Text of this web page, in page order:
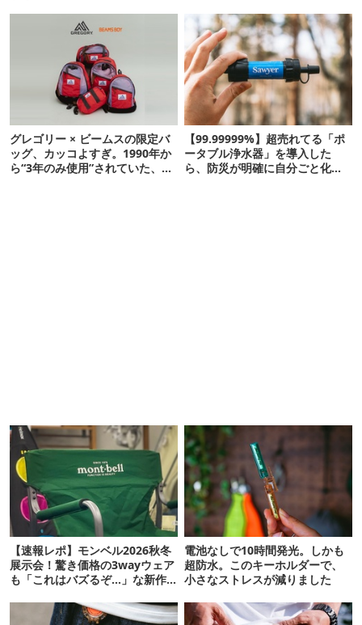
グレゴリー × ビームスの限定バ
ッグ、カッコよすぎ。1990年か
ら“3年のみ使用”されていた、紫
【99.99999%】超売れてる「ポ
ータブル浄水器」を導入した
ら、防災が明確に自分ごと化し
【速報レポ】モンベル2026秋冬
展示会！驚き価格の3wayウェア
も「これはバズるぞ…」な新作
電池なしで10時間発光。しかも
超防水。このキーホルダーで、
小さなストレスが減りました